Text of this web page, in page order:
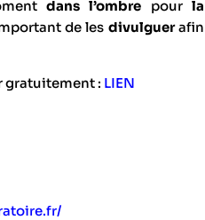
dans l’ombre pourla
de les divulguerafin
gratuitement : LIEN